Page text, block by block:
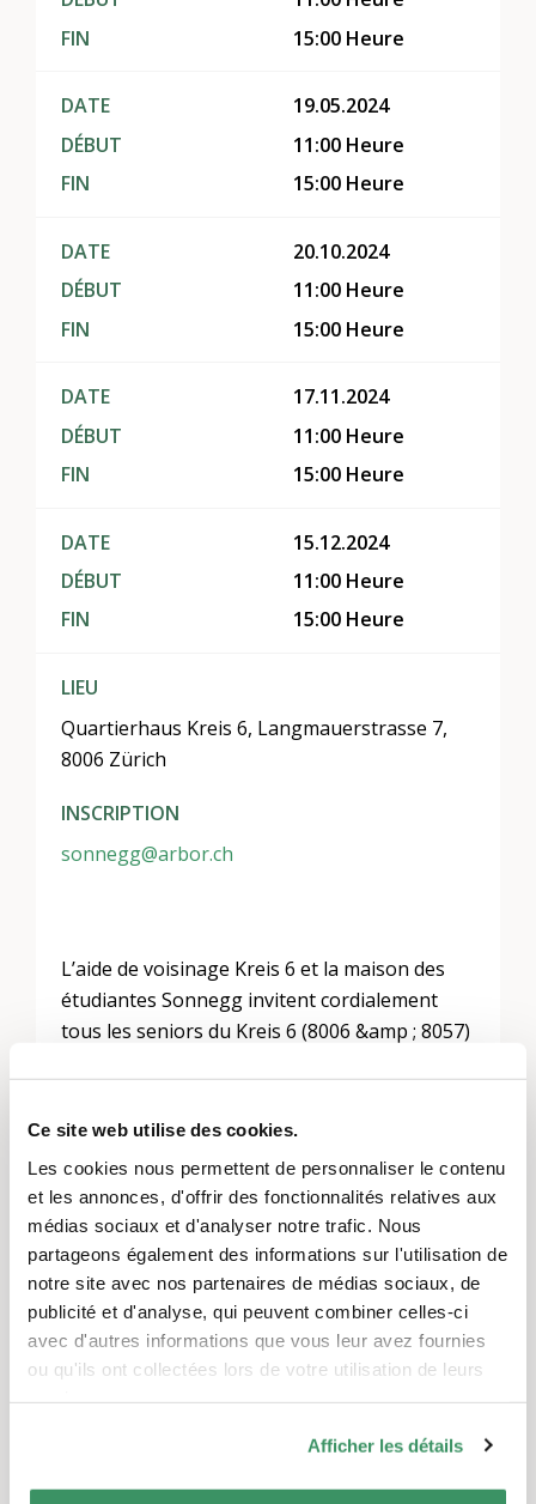
Ce site web utilise des cookies.
Les cookies nous permettent de personnaliser le contenu
et les annonces, d'offrir des fonctionnalités relatives aux
médias sociaux et d'analyser notre trafic. Nous
partageons également des informations sur l'utilisation de
notre site avec nos partenaires de médias sociaux, de
publicité et d'analyse, qui peuvent combiner celles-ci
avec d'autres informations que vous leur avez fournies
ou qu'ils ont collectées lors de votre utilisation de leurs
Afficher les détails
FIN
15:00 Heure
DATE
DÉBUT
FIN
19.05.2024
11:00 Heure
15:00 Heure
DATE
DÉBUT
FIN
20.10.2024
11:00 Heure
15:00 Heure
DATE
DÉBUT
FIN
17.11.2024
11:00 Heure
15:00 Heure
DATE
DÉBUT
FIN
15.12.2024
11:00 Heure
15:00 Heure
LIEU
Quartierhaus Kreis 6, Langmauerstrasse 7,
8006 Zürich
INSCRIPTION
sonnegg@arbor.ch
L’aide de voisinage Kreis 6 et la maison des
étudiantes Sonnegg invitent cordialement
tous les seniors du Kreis 6 (8006 &amp ; 8057)
discute et éventuellement joue ensemble. Le
prix du déjeuner (et de la location de la salle)
est de 20 CHF.
Veuillez noter que la maison n’est pas
accessible en fauteuil roulant et qu’il faut
monter un escalier.
Il est possible que nous venions vous
chercher à votre domicile et que nous vous y
ramenions. Dans ce cas, veuillez nous